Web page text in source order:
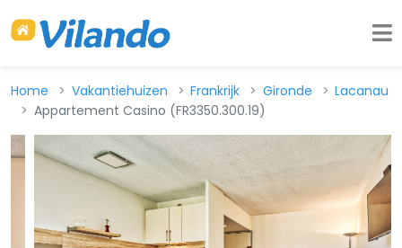
Home Vakantiehuizen Frankrijk Gironde
Lacanau
Appartement Casino (FR3350.300.19)